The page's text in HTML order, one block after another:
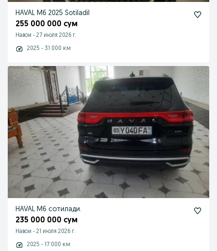
HAVAL M6 2025 SotiladiI
255 000 000 сум
Навои - 27 июля 2026 г.
2025 - 31 000 км
HAVAL M6 сотилади.
235 000 000 сум
Навои - 21 июля 2026 г.
2025 - 17 000 км